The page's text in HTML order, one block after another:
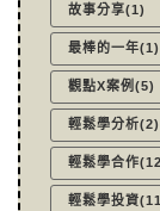
故事分享(1)
最棒的一年(1)
觀點X案例(5)
輕鬆學分析(2)
輕鬆學合作
輕鬆學投資